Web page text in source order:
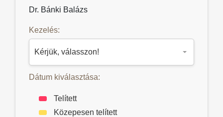
Dr. Bánki Balázs
Kezelés:
Dátum kiválasztása:
Telített
Közepesen telített